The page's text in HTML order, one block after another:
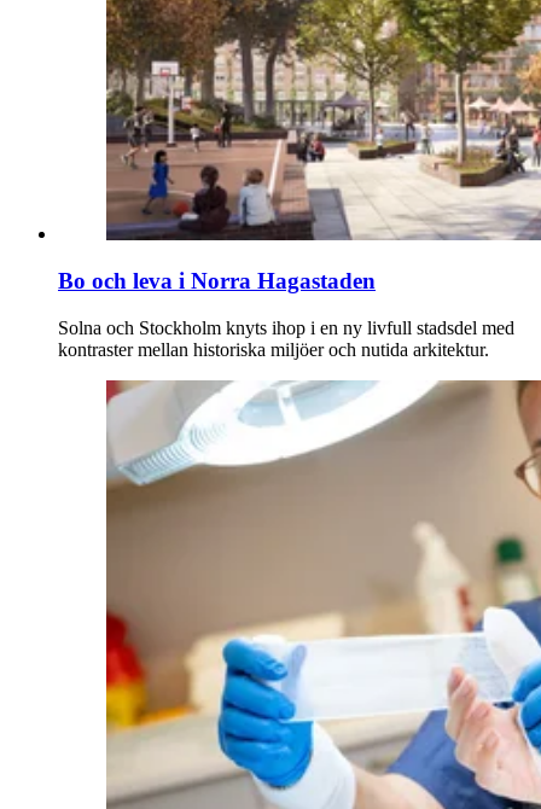
Bo och leva i Norra Hagastaden
Solna och Stockholm knyts ihop i en ny livfull stadsdel med
kontraster mellan historiska miljöer och nutida arkitektur.